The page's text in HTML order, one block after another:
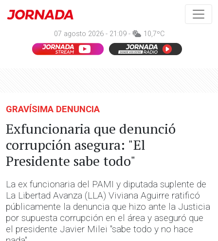
07 agosto 2026 - 21:09 - 10,7ºC
GRAVÍSIMA DENUNCIA
Exfuncionaria que denunció
corrupción asegura: "El
Presidente sabe todo"
La ex funcionaria del PAMI y diputada suplente de
La Libertad Avanza (LLA) Viviana Aguirre ratificó
públicamente la denuncia que hizo ante la Justicia
por supuesta corrupción en el área y aseguró que
el presidente Javier Milei "sabe todo y no hace